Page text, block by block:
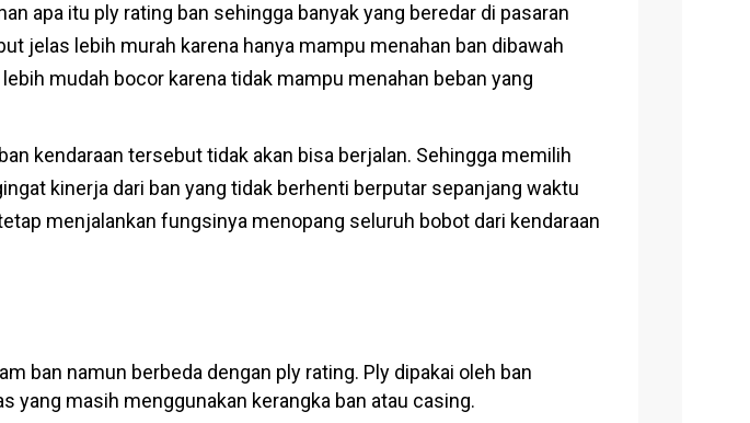
apa itu ply rating ban sehingga banyak yang beredar di pasaran
jelas lebih murah karena hanya mampu menahan ban dibawah
mudah bocor karena tidak mampu menahan beban yang
kendaraan tersebut tidak akan bisa berjalan. Sehingga memilih
kinerja dari ban yang tidak berhenti berputar sepanjang waktu
menjalankan fungsinya menopang seluruh bobot dari kendaraan
ban namun berbeda dengan ply rating. Ply dipakai oleh ban
yang masih menggunakan kerangka ban atau casing.